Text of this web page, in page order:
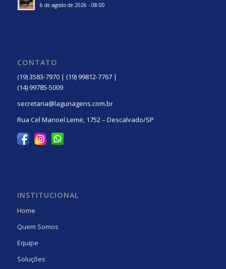
6 de agosto de 2026 - 08:00
CONTATO
(19) 3583-7970 | (19) 99812-7767 |
(14) 99785-5009
secretaria@lagunagens.com.br
Rua Cel Manoel Leme, 1752 – Descalvado/SP
INSTITUCIONAL
Home
Quem Somos
Equipe
Soluções